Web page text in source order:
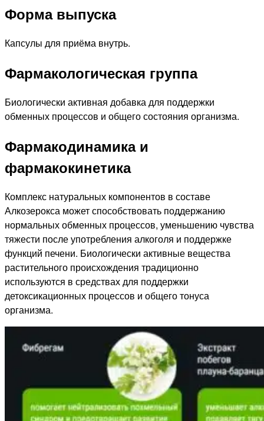
Форма выпуска
Капсулы для приёма внутрь.
Фармакологическая группа
Биологически активная добавка для поддержки
обменных процессов и общего состояния организма.
Фармакодинамика и
фармакокинетика
Комплекс натуральных компонентов в составе
Алкозерокса может способствовать поддержанию
нормальных обменных процессов, уменьшению чувства
тяжести после употребления алкоголя и поддержке
функций печени. Биологически активные вещества
растительного происхождения традиционно
используются в средствах для поддержки
детоксикационных процессов и общего тонуса
организма.